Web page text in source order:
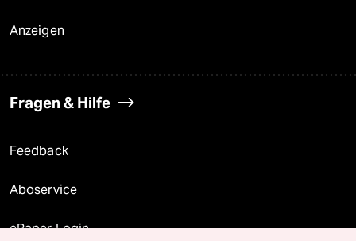
Anzeigen
Fragen & Hilfe
Feedback
Aboservice
ePaper Login